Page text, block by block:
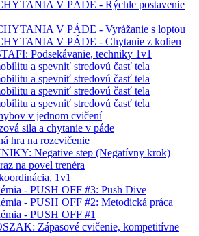
V PÁDE - Rýchle postavenie
V PÁDE - Vyrážanie s loptou
V PÁDE - Chytanie z kolien
Podsekávanie, techniky 1v1
a spevniť stredovú časť tela
a spevniť stredovú časť tela
a spevniť stredovú časť tela
a spevniť stredovú časť tela
v jednom cvičení
sila a chytanie v páde
hra na rozcvičenie
Negative step (Negatívny krok)
na povel trenéra
1v1
- PUSH OFF #3: Push Dive
- PUSH OFF #2: Metodická práca
- PUSH OFF #1
Zápasové cvičenie, kompetitívne